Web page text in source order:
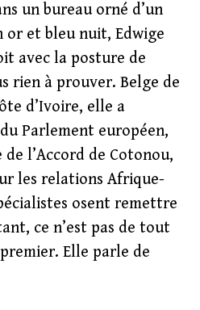
un bureau orné d’un
or et bleu nuit, Edwige
avec la posture de
rien à prouver. Belge de
d’Ivoire, elle a
Parlement européen,
de l’Accord de Cotonou,
les relations Afrique-
osent remettre
ce n’est pas de tout
Elle parle de